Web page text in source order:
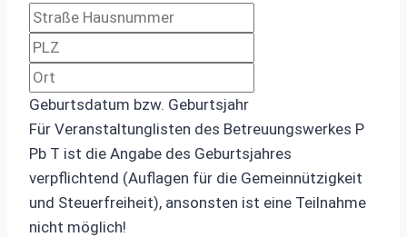
Geburtsdatum bzw. Geburtsjahr
Für Veranstaltunglisten des Betreuungswerkes P
Pb T ist die Angabe des Geburtsjahres
verpflichtend (Auflagen für die Gemeinnützigkeit
und Steuerfreiheit), ansonsten ist eine Teilnahme
nicht möglich!